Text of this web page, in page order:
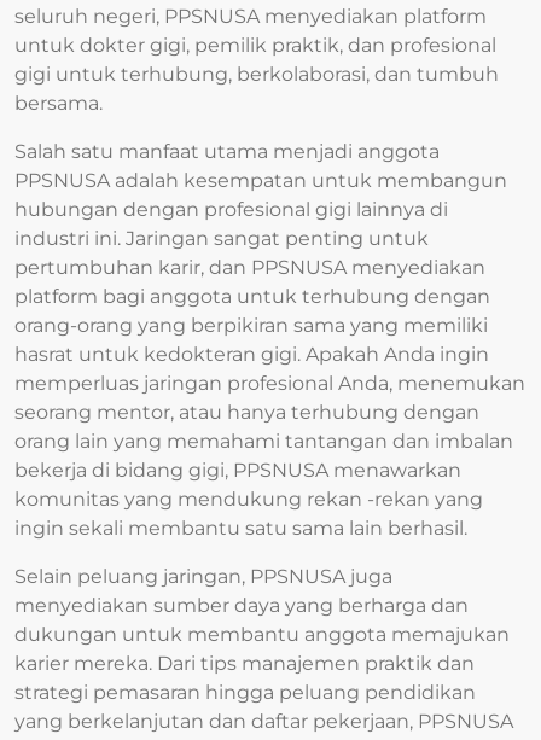
seluruh negeri, PPSNUSA menyediakan platform
untuk dokter gigi, pemilik praktik, dan profesional
gigi untuk terhubung, berkolaborasi, dan tumbuh
bersama.
Salah satu manfaat utama menjadi anggota
PPSNUSA adalah kesempatan untuk membangun
hubungan dengan profesional gigi lainnya di
industri ini. Jaringan sangat penting untuk
pertumbuhan karir, dan PPSNUSA menyediakan
platform bagi anggota untuk terhubung dengan
orang-orang yang berpikiran sama yang memiliki
hasrat untuk kedokteran gigi. Apakah Anda ingin
memperluas jaringan profesional Anda, menemukan
seorang mentor, atau hanya terhubung dengan
orang lain yang memahami tantangan dan imbalan
bekerja di bidang gigi, PPSNUSA menawarkan
komunitas yang mendukung rekan -rekan yang
ingin sekali membantu satu sama lain berhasil.
Selain peluang jaringan, PPSNUSA juga
menyediakan sumber daya yang berharga dan
dukungan untuk membantu anggota memajukan
karier mereka. Dari tips manajemen praktik dan
strategi pemasaran hingga peluang pendidikan
yang berkelanjutan dan daftar pekerjaan, PPSNUSA